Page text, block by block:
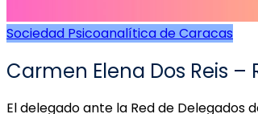
Sociedad Psicoanalítica de Caracas
Carmen Elena Dos Reis –
El delegado ante la Red de Delegados